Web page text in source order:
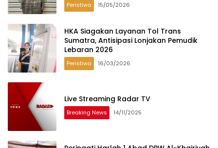
Peristiwa 15/05/2026
HKA Siagakan Layanan Tol Trans
Sumatra, Antisipasi Lonjakan Pemudik
Lebaran 2026
Peristiwa 16/03/2026
Live Streaming Radar TV
Breaking News 14/11/2025